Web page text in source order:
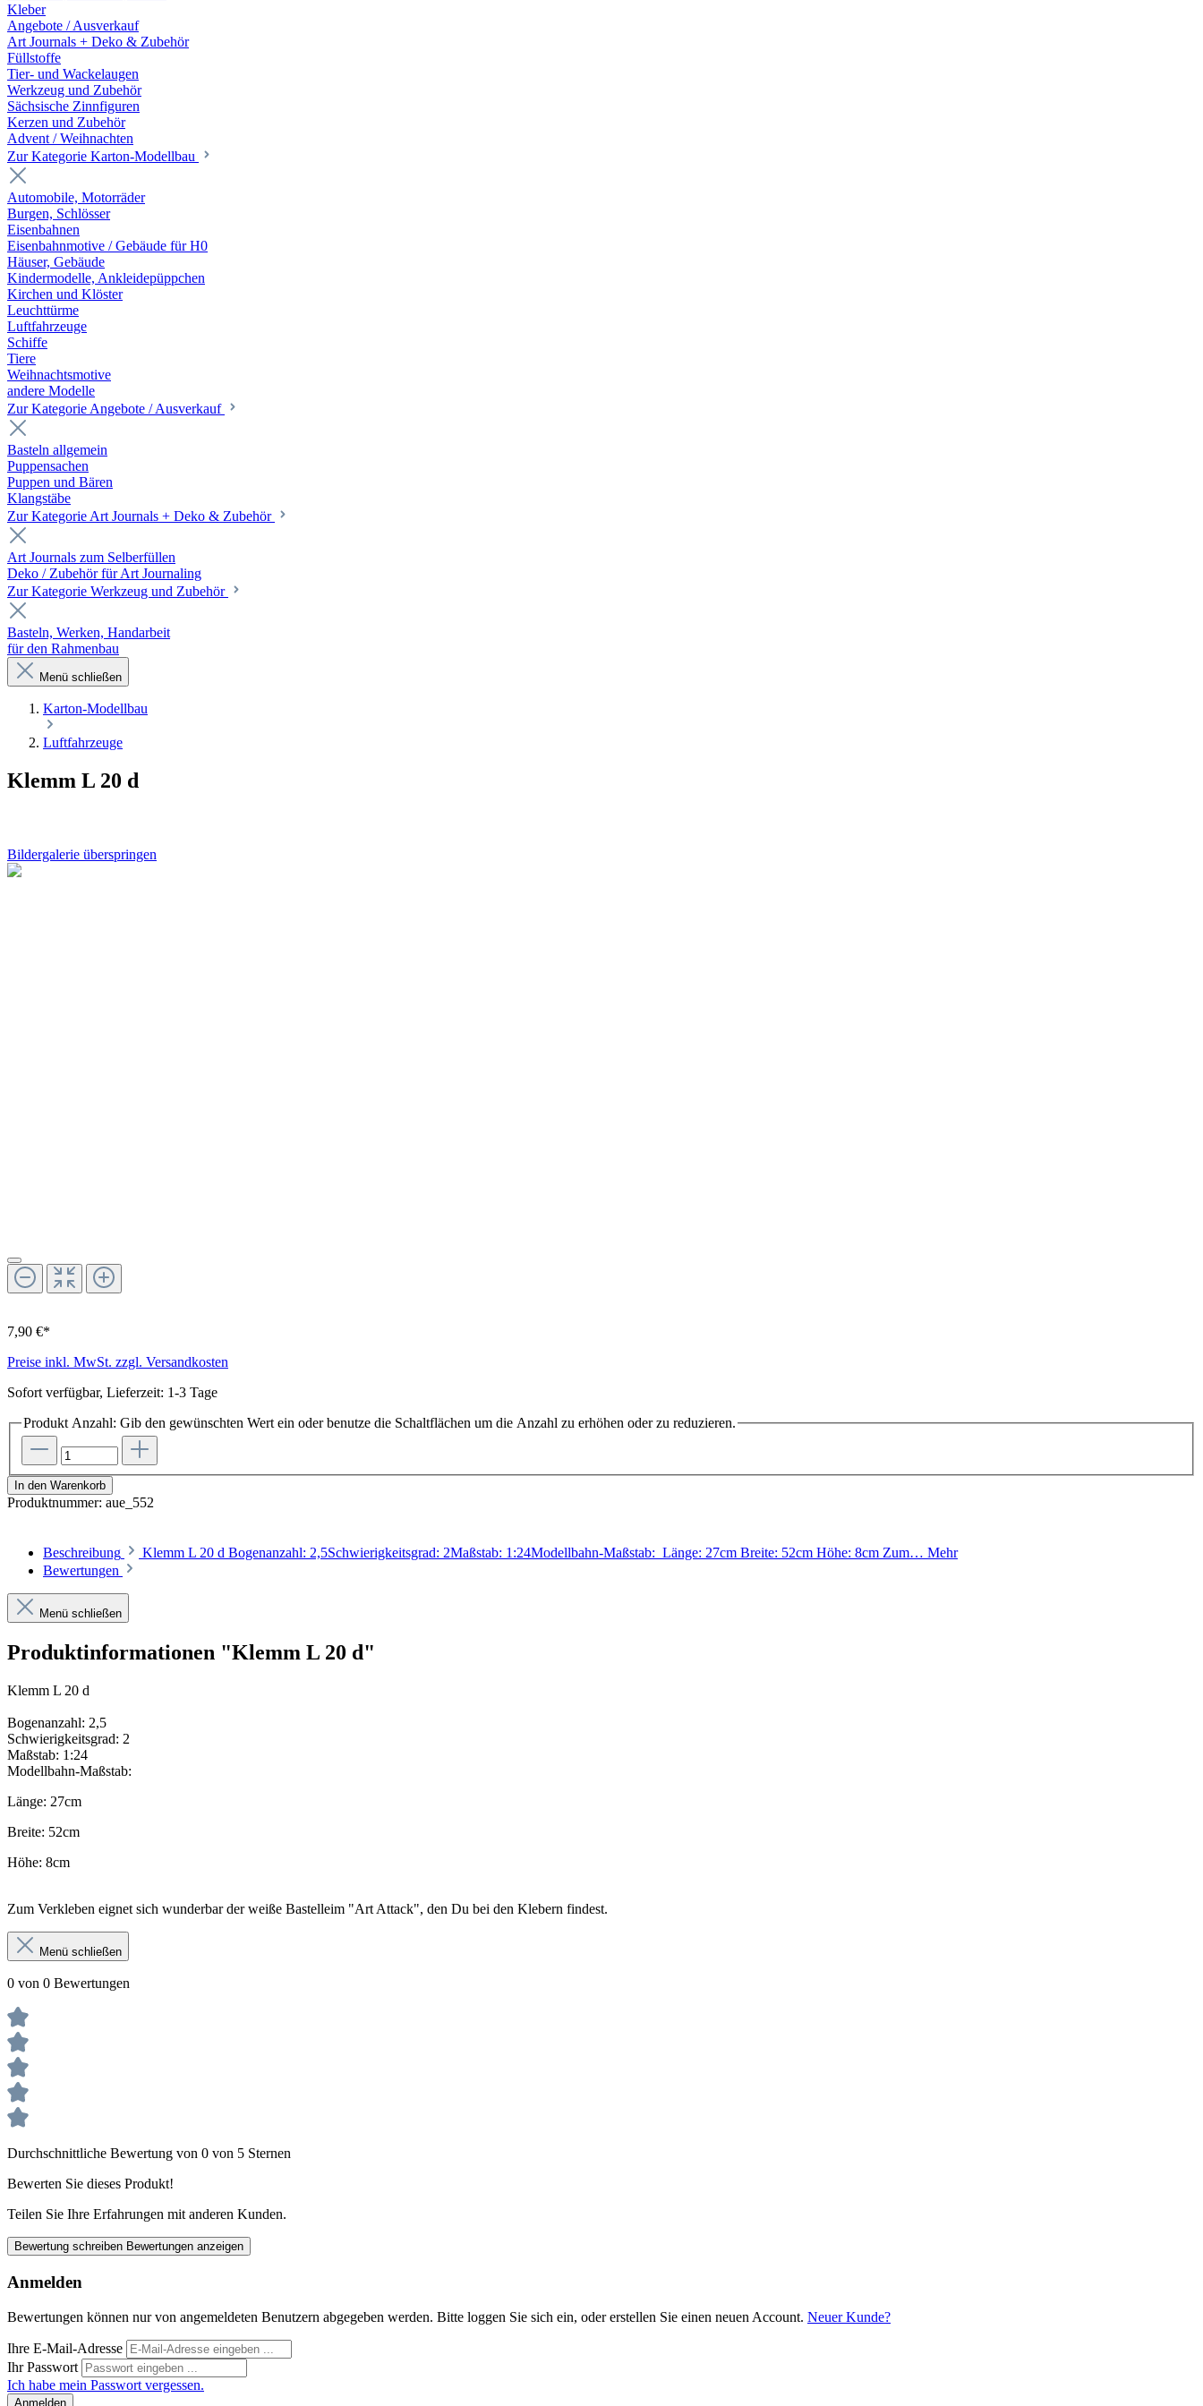
Kleber
Angebote / Ausverkauf
Art Journals + Deko & Zubehör
Füllstoffe
Tier- und Wackelaugen
Werkzeug und Zubehör
Sächsische Zinnfiguren
Kerzen und Zubehör
Advent / Weihnachten
Zur Kategorie Karton-Modellbau
Automobile, Motorräder
Burgen, Schlösser
Eisenbahnen
Eisenbahnmotive / Gebäude für H0
Häuser, Gebäude
Kindermodelle, Ankleidepüppchen
Kirchen und Klöster
Leuchttürme
Luftfahrzeuge
Schiffe
Tiere
Weihnachtsmotive
andere Modelle
Zur Kategorie Angebote / Ausverkauf
Basteln allgemein
Puppensachen
Puppen und Bären
Klangstäbe
Zur Kategorie Art Journals + Deko & Zubehör
Art Journals zum Selberfüllen
Deko / Zubehör für Art Journaling
Zur Kategorie Werkzeug und Zubehör
Basteln, Werken, Handarbeit
für den Rahmenbau
Menü schließen
Karton-Modellbau
Luftfahrzeuge
Klemm L 20 d
Bildergalerie überspringen
7,90 €*
Preise inkl. MwSt. zzgl. Versandkosten
Sofort verfügbar, Lieferzeit: 1-3 Tage
Produkt Anzahl: Gib den gewünschten Wert ein oder benutze die Schaltflächen um die Anzahl zu erhöhen oder zu reduzieren.
In den Warenkorb
Produktnummer: aue_552
Beschreibung Klemm L 20 d Bogenanzahl: 2,5Schwierigkeitsgrad: 2Maßstab: 1:24Modellbahn-Maßstab: Länge: 27cm Breite: 52cm Höhe: 8cm Zum… Mehr
Bewertungen
Menü schließen
Produktinformationen "Klemm L 20 d"
Klemm L 20 d
Bogenanzahl: 2,5
Schwierigkeitsgrad: 2
Maßstab: 1:24
Modellbahn-Maßstab:
Länge: 27cm
Breite: 52cm
Höhe: 8cm
Zum Verkleben eignet sich wunderbar der weiße Bastelleim "Art Attack", den Du bei den Klebern findest.
Menü schließen
0 von 0 Bewertungen
Durchschnittliche Bewertung von 0 von 5 Sternen
Bewerten Sie dieses Produkt!
Teilen Sie Ihre Erfahrungen mit anderen Kunden.
Bewertung schreiben Bewertungen anzeigen
Anmelden
Bewertungen können nur von angemeldeten Benutzern abgegeben werden. Bitte loggen Sie sich ein, oder erstellen Sie einen neuen Account. Neuer Kunde?
Ihre E-Mail-Adresse
Ihr Passwort
Ich habe mein Passwort vergessen.
Anmelden